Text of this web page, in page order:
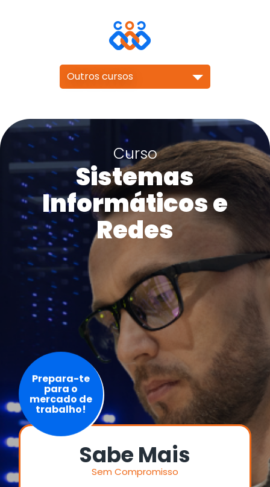
Outros cursos
Curso
Sistemas
Informáticos e
Redes
Prepara-te
para o
mercado de
trabalho!
Sabe Mais
Sem Compromisso